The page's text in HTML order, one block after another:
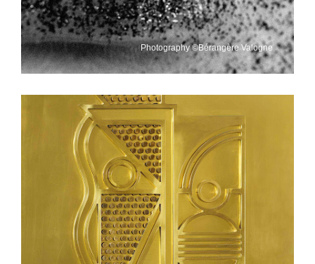
Photography ©Bérangère Valogne